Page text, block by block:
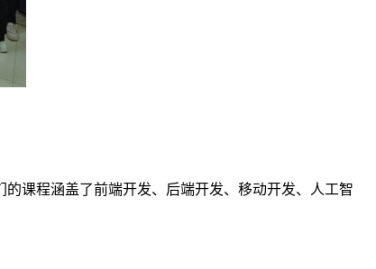
课程涵盖了前端开发、后端开发、移动开发、人工智